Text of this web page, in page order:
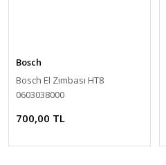
Bosch
Bosch El Zımbası HT8
0603038000
700,00 TL